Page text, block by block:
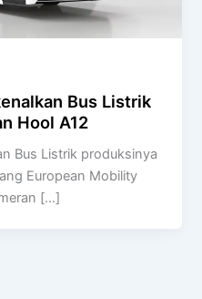
Bus Listrik
Hool A12
Bus Listrik produksinya
European Mobility
[…]